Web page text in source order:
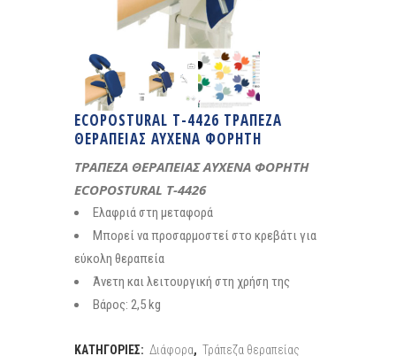
ECOPOSTURAL T-4426 ΤΡΑΠΕΖΑ
ΘΕΡΑΠΕΙΑΣ ΑΥΧΕΝΑ ΦΟΡΗΤΗ
ΤΡΑΠΕΖΑ ΘΕΡΑΠΕΙΑΣ ΑΥΧΕΝΑ ΦΟΡΗΤΗ
ECOPOSTURAL T-4426
Ελαφριά στη μεταφορά
Μπορεί να προσαρμοστεί στο κρεβάτι για
εύκολη θεραπεία
Άνετη και λειτουργική στη χρήση της
Βάρος: 2,5 kg
ΚΑΤΗΓΟΡΊΕΣ: Διάφορα, Τράπεζα θεραπείας